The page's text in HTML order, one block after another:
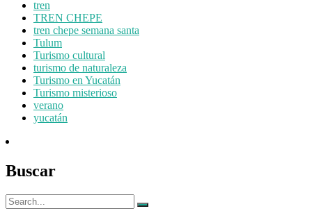
tren
TREN CHEPE
tren chepe semana santa
Tulum
Turismo cultural
turismo de naturaleza
Turismo en Yucatán
Turismo misterioso
verano
yucatán
Buscar